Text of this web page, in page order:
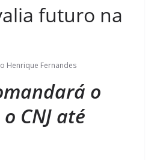
futuro na
Henrique Fernandes
o
CNJ até